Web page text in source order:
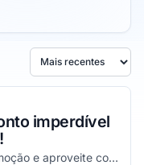
e
manipulados,
específicos,
cuidados com a
qualidade e
a
e precisão em
Ordenar por
imperdível
Confira todos os detalhes dessa promoção e aproveite com os melhores descontos!